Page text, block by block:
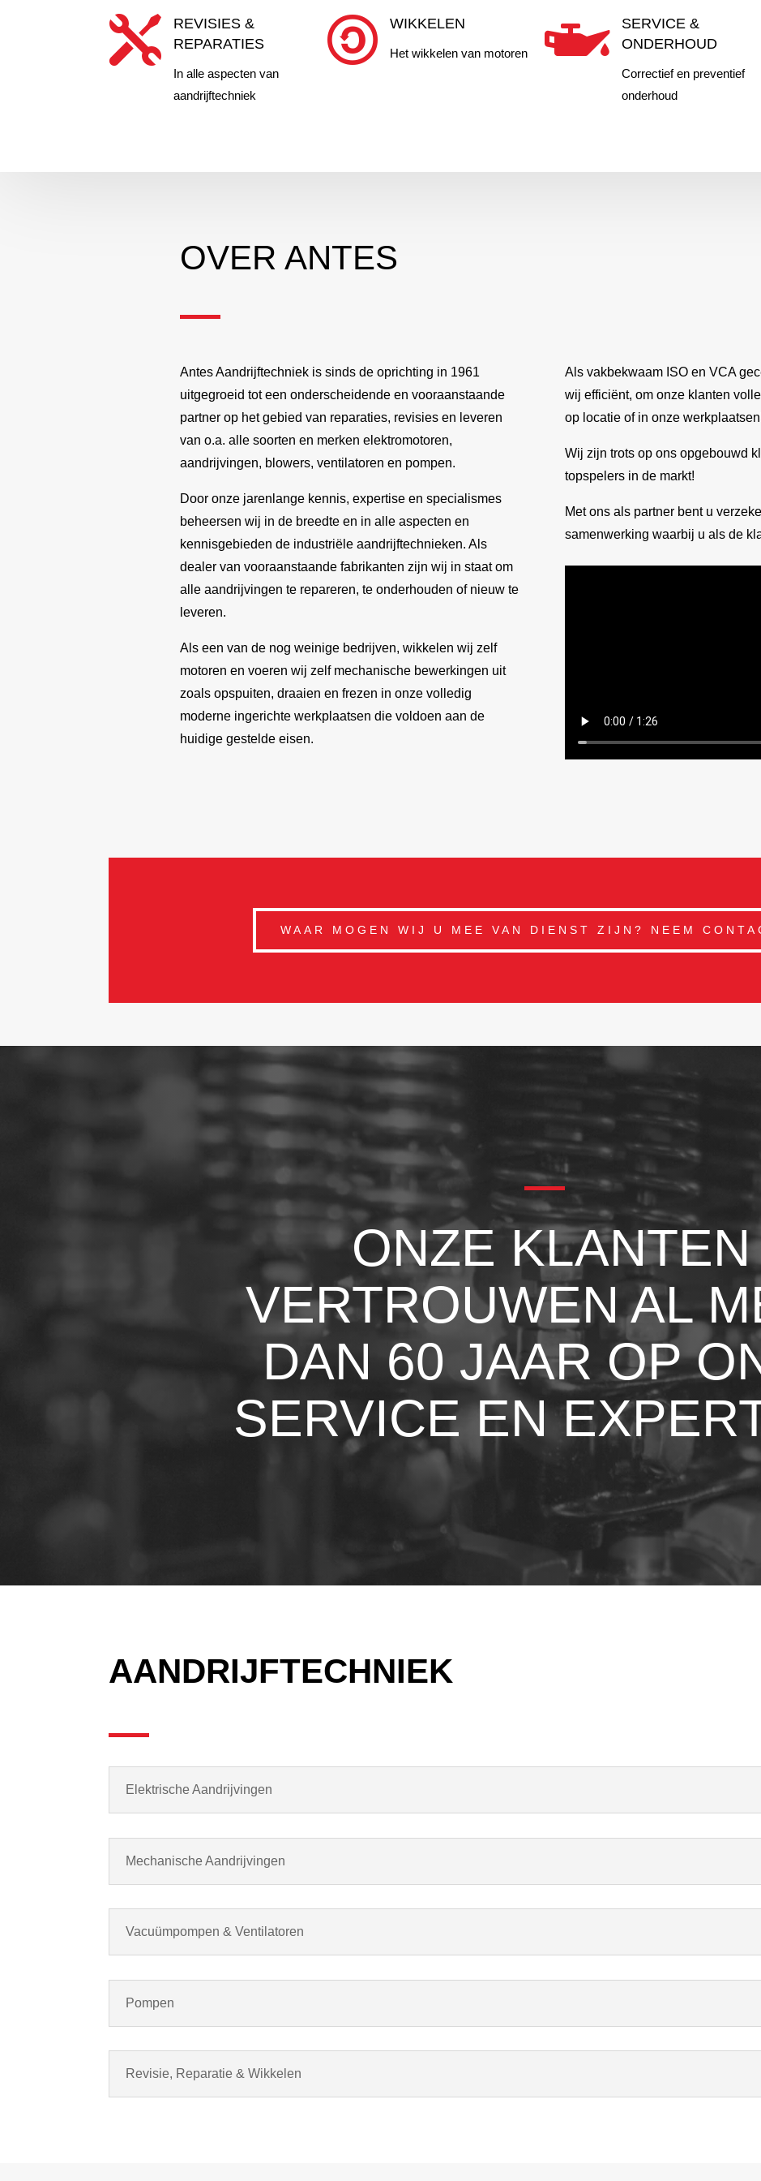

REVISIES &
REPARATIES
In alle aspecten van
aandrijftechniek
 WIKKELEN
Het wikkelen van motoren 
SERVICE &
ONDERHOUD
Correctief en preventief
onderhoud
OVER ANTES
Antes Aandrijftechniek is sinds de oprichting in 1961
uitgegroeid tot een onderscheidende en vooraanstaande
partner op het gebied van reparaties, revisies en leveren
van o.a. alle soorten en merken elektromotoren,
aandrijvingen, blowers, ventilatoren en pompen.
Door onze jarenlange kennis, expertise en specialismes
beheersen wij in de breedte en in alle aspecten en
kennisgebieden de industriële aandrijftechnieken. Als
dealer van vooraanstaande fabrikanten zijn wij in staat om
alle aandrijvingen te repareren, te onderhouden of nieuw te
leveren.
Als een van de nog weinige bedrijven, wikkelen wij zelf
motoren en voeren wij zelf mechanische bewerkingen uit
zoals opspuiten, draaien en frezen in onze volledig
moderne ingerichte werkplaatsen die voldoen aan de
huidige gestelde eisen.
Als vakbekwaam ISO en VCA
wij efficiënt, om onze klanten
op locatie of in onze
Wij zijn trots op ons opgebouwd
topspelers in de markt!
Met ons als partner bent u
samenwerking waarbij u als de
WAAR MOGEN WIJ U MEE VAN DIENST ZIJN? NEEM
ONZE KLANTEN
VERTROUWEN AL
DAN 60 JAAR OP
SERVICE EN
AANDRIJFTECHNIEK
Elektrische Aandrijvingen
Mechanische Aandrijvingen
Vacuümpompen & Ventilatoren
Pompen
Revisie, Reparatie & Wikkelen